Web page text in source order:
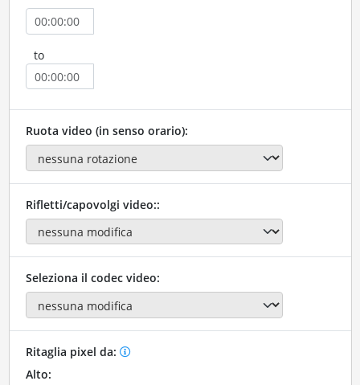
to
Ruota video (in senso orario):
Rifletti/capovolgi video::
Seleziona il codec video:
Ritaglia pixel da:
Alto: